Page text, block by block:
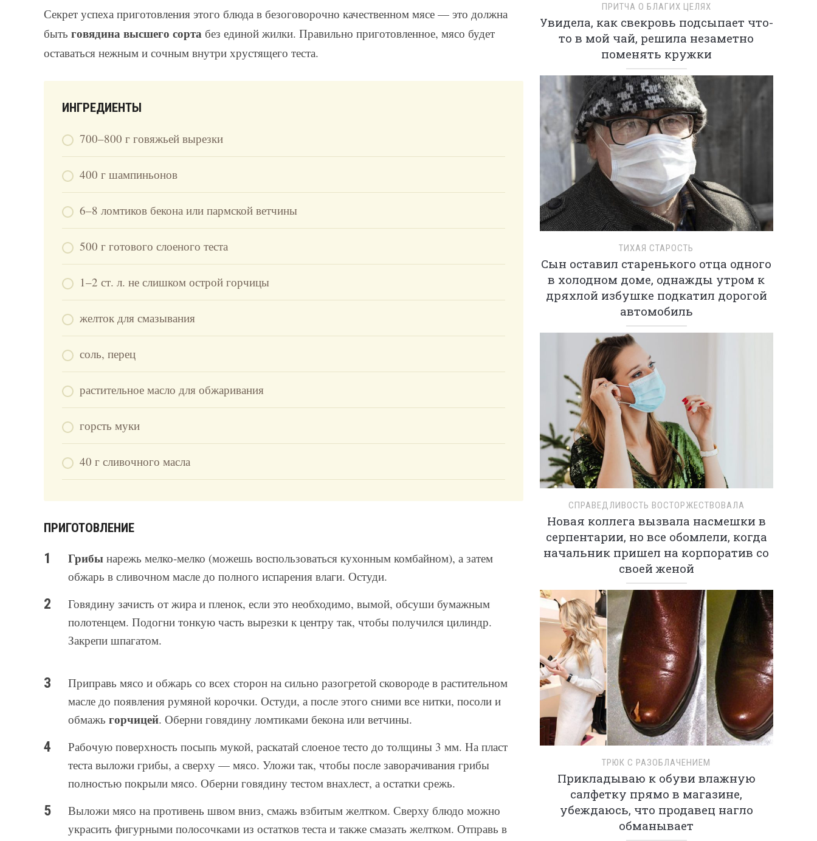
Секрет успеха приготовления этого блюда в безоговорочно качественном мясе — это должна
быть говядина высшего сорта без единой жилки. Правильно приготовленное, мясо будет
оставаться нежным и сочным внутри хрустящего теста.
ИНГРЕДИЕНТЫ
700–800 г говяжьей вырезки
400 г шампиньонов
6–8 ломтиков бекона или пармской ветчины
500 г готового слоеного теста
1–2 ст. л. не слишком острой горчицы
желток для смазывания
соль, перец
растительное масло для обжаривания
горсть муки
40 г сливочного масла
ПРИГОТОВЛЕНИЕ
Грибы нарежь мелко-мелко (можешь воспользоваться кухонным комбайном), а затем
обжарь в сливочном масле до полного испарения влаги. Остуди.
Говядину зачисть от жира и пленок, если это необходимо, вымой, обсуши бумажным
полотенцем. Подогни тонкую часть вырезки к центру так, чтобы получился цилиндр.
Закрепи шпагатом.
Приправь мясо и обжарь со всех сторон на сильно разогретой сковороде в растительном
масле до появления румяной корочки. Остуди, а после этого сними все нитки, посоли и
обмажь горчицей. Оберни говядину ломтиками бекона или ветчины.
Рабочую поверхность посыпь мукой, раскатай слоеное тесто до толщины 3 мм. На пласт
теста выложи грибы, а сверху — мясо. Уложи так, чтобы после заворачивания грибы
полностью покрыли мясо. Оберни говядину тестом внахлест, а остатки срежь.
Выложи мясо на противень швом вниз, смажь взбитым желтком. Сверху блюдо можно
украсить фигурными полосочками из остатков теста и также смазать желтком. Отправь в
ПРИТЧА О БЛАГИХ ЦЕЛЯХ
Увидела, как свекровь подсыпает что-
то в мой чай, решила незаметно
поменять кружки
ТИХАЯ СТАРОСТЬ
Сын оставил старенького отца одного
в холодном доме, однажды утром к
дряхлой избушке подкатил дорогой
автомобиль
СПРАВЕДЛИВОСТЬ ВОСТОРЖЕСТВОВАЛА
Новая коллега вызвала насмешки в
серпентарии, но все обомлели, когда
начальник пришел на корпоратив со
своей женой
ТРЮК С РАЗОБЛАЧЕНИЕМ
Прикладываю к обуви влажную
салфетку прямо в магазине,
убеждаюсь, что продавец нагло
обманывает